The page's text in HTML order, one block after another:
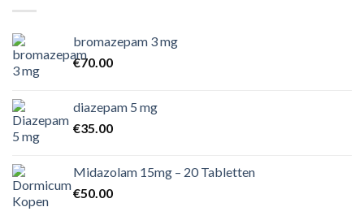
bromazepam 3 mg
€70.00
diazepam 5 mg
€35.00
Midazolam 15mg – 20 Tabletten
€50.00